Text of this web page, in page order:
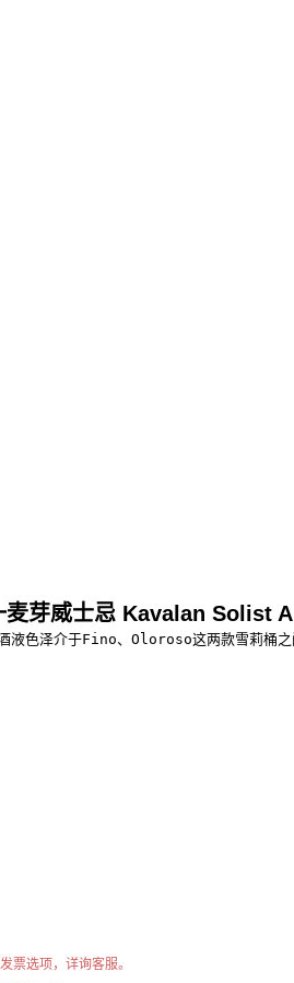
麦芽威士忌 Kavalan
色泽介于Fino、Oloroso这两款雪莉桶之
票选项，详询客服。